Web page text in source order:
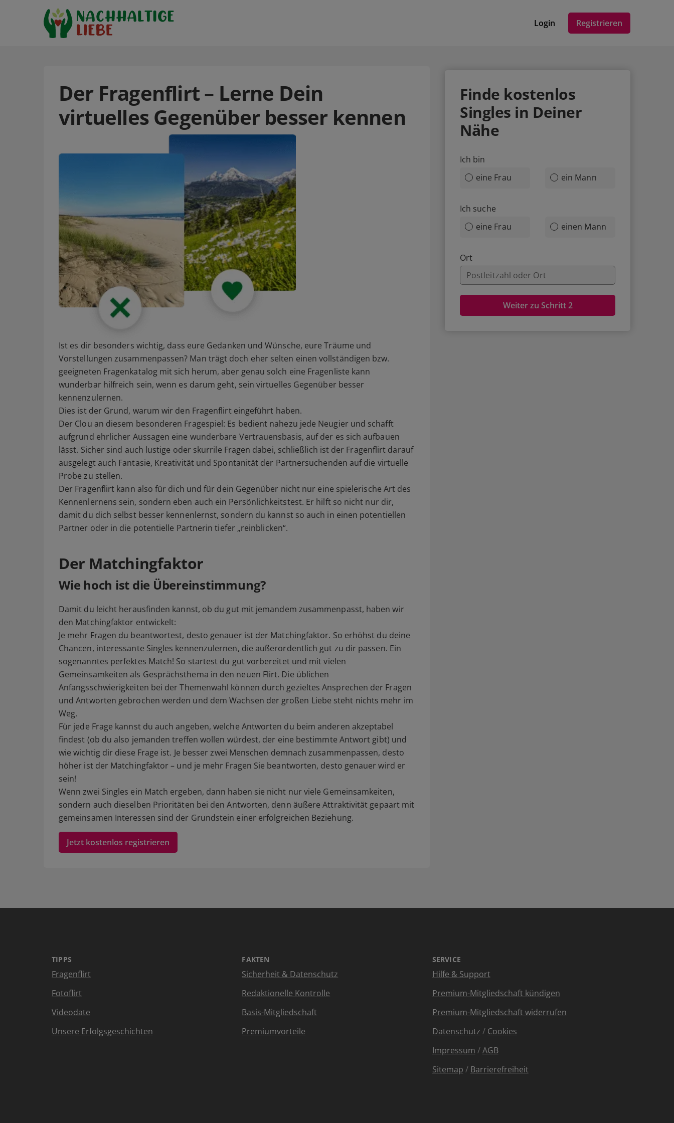
Login Registrieren
Der Fragenflirt – Lerne Dein
virtuelles Gegenüber besser kennen
Ist es dir besonders wichtig, dass eure Gedanken und Wünsche, eure Träume und
Vorstellungen zusammenpassen? Man trägt doch eher selten einen vollständigen bzw.
geeigneten Fragenkatalog mit sich herum, aber genau solch eine Fragenliste kann
wunderbar hilfreich sein, wenn es darum geht, sein virtuelles Gegenüber besser
kennenzulernen.
Dies ist der Grund, warum wir den Fragenflirt eingeführt haben.
Der Clou an diesem besonderen Fragespiel: Es bedient nahezu jede Neugier und schafft
aufgrund ehrlicher Aussagen eine wunderbare Vertrauensbasis, auf der es sich aufbauen
lässt. Sicher sind auch lustige oder skurrile Fragen dabei, schließlich ist der Fragenflirt darauf
ausgelegt auch Fantasie, Kreativität und Spontanität der Partnersuchenden auf die virtuelle
Probe zu stellen.
Der Fragenflirt kann also für dich und für dein Gegenüber nicht nur eine spielerische Art des
Kennenlernens sein, sondern eben auch ein Persönlichkeitstest. Er hilft so nicht nur dir,
damit du dich selbst besser kennenlernst, sondern du kannst so auch in einen potentiellen
Partner oder in die potentielle Partnerin tiefer „reinblicken“.
Der Matchingfaktor
Wie hoch ist die Übereinstimmung?
Damit du leicht herausfinden kannst, ob du gut mit jemandem zusammenpasst, haben wir
den Matchingfaktor entwickelt:
Je mehr Fragen du beantwortest, desto genauer ist der Matchingfaktor. So erhöhst du deine
Chancen, interessante Singles kennenzulernen, die außerordentlich gut zu dir passen. Ein
sogenanntes perfektes Match! So startest du gut vorbereitet und mit vielen
Gemeinsamkeiten als Gesprächsthema in den neuen Flirt. Die üblichen
Anfangsschwierigkeiten bei der Themenwahl können durch gezieltes Ansprechen der Fragen
und Antworten gebrochen werden und dem Wachsen der großen Liebe steht nichts mehr im
Weg.
Für jede Frage kannst du auch angeben, welche Antworten du beim anderen akzeptabel
findest (ob du also jemanden treffen wollen würdest, der eine bestimmte Antwort gibt) und
wie wichtig dir diese Frage ist. Je besser zwei Menschen demnach zusammenpassen, desto
höher ist der Matchingfaktor – und je mehr Fragen Sie beantworten, desto genauer wird er
sein!
Wenn zwei Singles ein Match ergeben, dann haben sie nicht nur viele Gemeinsamkeiten,
sondern auch dieselben Prioritäten bei den Antworten, denn äußere Attraktivität gepaart mit
gemeinsamen Interessen sind der Grundstein einer erfolgreichen Beziehung.
Jetzt kostenlos registrieren
Finde kostenlos
Singles in Deiner
Nähe
Ich bin
eine Frau
ein Mann
Ich suche
eine Frau
einen Mann
Ort
Weiter zu Schritt 2
TIPPS
Fragenflirt
Fotoflirt
Videodate
Unsere Erfolgsgeschichten
FAKTEN
Sicherheit & Datenschutz
Redaktionelle Kontrolle
Basis-Mitgliedschaft
Premiumvorteile
SERVICE
Hilfe & Support
Premium-Mitgliedschaft kündigen
Premium-Mitgliedschaft widerrufen
Datenschutz / Cookies
Impressum /AGB
Sitemap / Barrierefreiheit